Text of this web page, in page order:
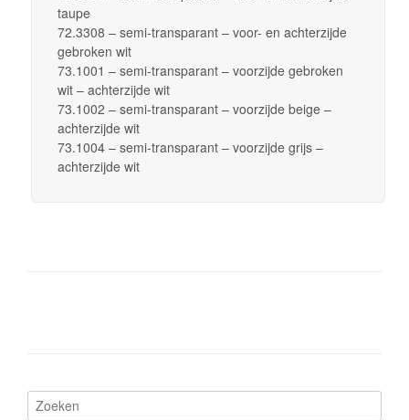
taupe
72.3308 – semi-transparant – voor- en achterzijde
gebroken wit
73.1001 – semi-transparant – voorzijde gebroken
wit – achterzijde wit
73.1002 – semi-transparant – voorzijde beige –
achterzijde wit
73.1004 – semi-transparant – voorzijde grijs –
achterzijde wit